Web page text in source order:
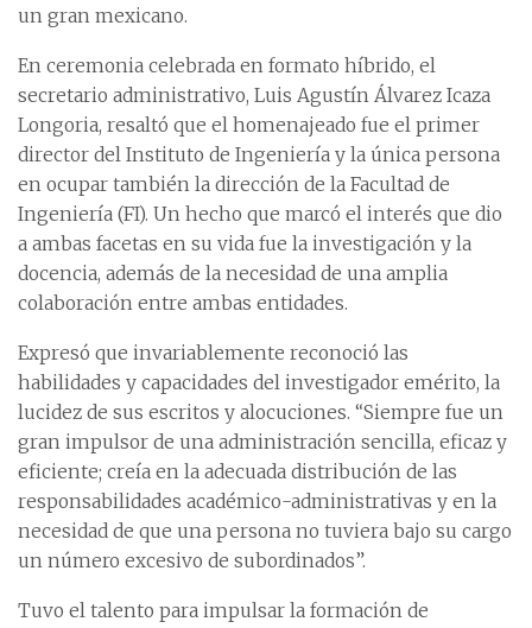
un gran mexicano.
En ceremonia celebrada en formato híbrido, el
secretario administrativo, Luis Agustín Álvarez Icaza
Longoria, resaltó que el homenajeado fue el primer
director del Instituto de Ingeniería y la única persona
en ocupar también la dirección de la Facultad de
Ingeniería (FI). Un hecho que marcó el interés que dio
a ambas facetas en su vida fue la investigación y la
docencia, además de la necesidad de una amplia
colaboración entre ambas entidades.
Expresó que invariablemente reconoció las
habilidades y capacidades del investigador emérito, la
lucidez de sus escritos y alocuciones. “Siempre fue un
gran impulsor de una administración sencilla, eficaz y
eficiente; creía en la adecuada distribución de las
responsabilidades académico-administrativas y en la
necesidad de que una persona no tuviera bajo su cargo
un número excesivo de subordinados”.
Tuvo el talento para impulsar la formación de